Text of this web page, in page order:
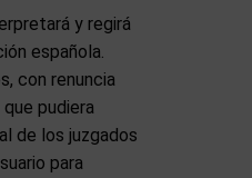
y regirá
española.
con renuncia
pudiera
de los juzgados
para